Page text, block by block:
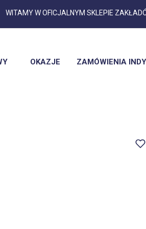
Przejdź
WITAMY W OFICJALNYM SKLEPIE
OKAZJE ZAMÓWIENIA